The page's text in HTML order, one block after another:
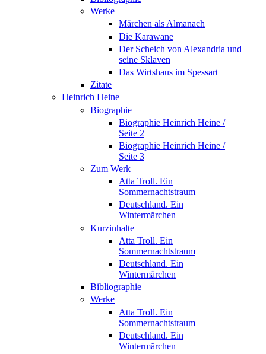
Werke
Märchen als Almanach
Die Karawane
Der Scheich von Alexandria und
seine Sklaven
Das Wirtshaus im Spessart
Zitate
Heinrich Heine
Biographie
Biographie Heinrich Heine /
Seite 2
Biographie Heinrich Heine /
Seite 3
Zum Werk
Atta Troll. Ein
Sommernachtstraum
Deutschland. Ein
Wintermärchen
Kurzinhalte
Atta Troll. Ein
Sommernachtstraum
Deutschland. Ein
Wintermärchen
Bibliographie
Werke
Atta Troll. Ein
Sommernachtstraum
Deutschland. Ein
Wintermärchen